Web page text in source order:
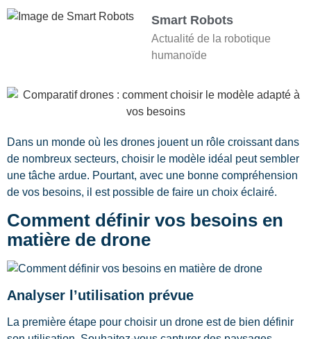
Smart Robots
Actualité de la robotique
humanoïde
Dans un monde où les drones jouent un rôle croissant dans
de nombreux secteurs, choisir le modèle idéal peut sembler
une tâche ardue. Pourtant, avec une bonne compréhension
de vos besoins, il est possible de faire un choix éclairé.
Comment définir vos besoins en
matière de drone
Analyser l’utilisation prévue
La première étape pour choisir un drone est de bien définir